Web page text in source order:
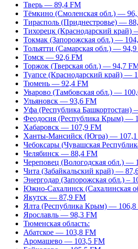
Тверь — 89,4 FM
Тёмкино (Смоленская обл.) —
Тирасполь (Приднестровье) —
Тихорецк (Краснодарский край)
Токмак (Запорожская обл.) —
Тольятти (Самарская обл.) —
Томск — 92,6 FM
Торжок (Тверская обл.) — 94,7
Туапсе (Краснодарский край) —
Тюмень — 92,4 FM
Уварово (Тамбовская обл.) —
Ульяновск — 93,6 FM
Уфа (Республика Башкортостан)
Феодосия (Республика Крым) —
Хабаровск — 107,9 FM
Ханты-Мансийск (Югра) —
Чебоксары (Чувашская
Челябинск — 88,4 FM
Череповец (Вологодская обл.) —
Чита (Забайкальский край) —
Энергодар (Запорожская обл.) –
Южно-Сахалинск (Сахалинская
Якутск — 87,9 FM
Ялта (Республика Крым) — 106,8
Ярославль — 98,3 FM
Тюменская область:
Абатское — 103,8 FM
Аромашево — 103,5 FM